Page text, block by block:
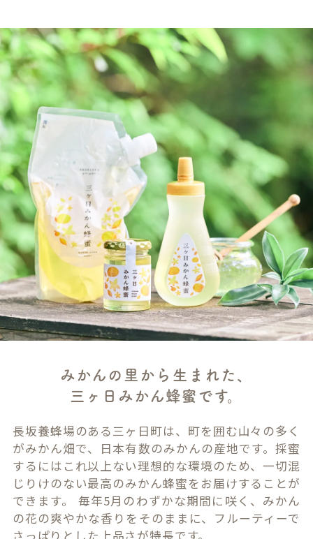
みかんの里から生まれた、
三ヶ日みかん蜂蜜です。
長坂養蜂場のある三ヶ日町は、町を囲む山々の多く
がみかん畑で、日本有数のみかんの産地です。採蜜
するにはこれ以上ない理想的な環境のため、一切混
じりけのない最高のみかん蜂蜜をお届けすることが
できます。 毎年5月のわずかな期間に咲く、みかん
の花の爽やかな香りをそのままに、フルーティーで
さっぱりとした上品さが特長です。